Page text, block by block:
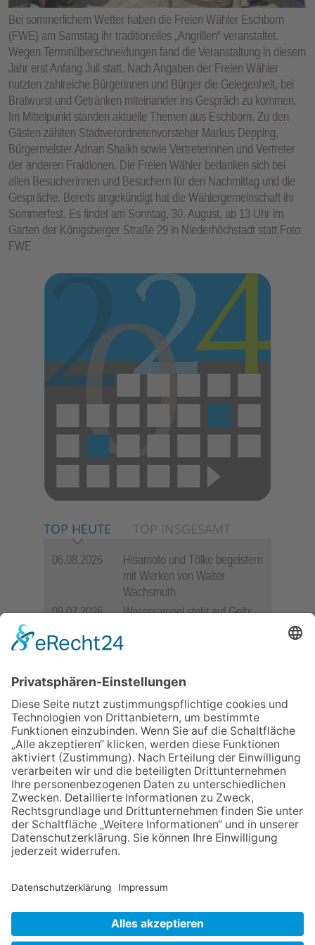
Bei sommerlichem Wetter haben die Freien Wähler Eschborn
(FWE) am Samstag ihr traditionelles „Angrillen“ veranstaltet.
Wegen Terminüberschneidungen fand die Veranstaltung in diesem
Jahr erst Anfang Juli statt. Nach Angaben der Freien Wähler
nutzten zahlreiche Bürgerinnen und Bürger die Gelegenheit, bei
Bratwurst und Getränken miteinander ins Gespräch zu kommen.
Im Mittelpunkt standen aktuelle Themen aus Eschborn. Zu den
Gästen zählten Stadtverordnetenvorsteher Markus Depping,
Bürgermeister Adnan Shaikh sowie Vertreterinnen und Vertreter
der anderen Fraktionen. Die Freien Wähler bedanken sich bei
allen Besucherinnen und Besuchern für den Nachmittag und die
Gespräche. Bereits angekündigt hat die Wählergemeinschaft ihr
Sommerfest. Es findet am Sonntag, 30. August, ab 13 Uhr im
Garten der Königsberger Straße 29 in Niederhöchstadt statt.Foto:
FWE
TOP HEUTE TOP INSGESAMT
06.08.2026
Hisamoto und Tölke begeistern
mit Werken von Walter
Wachsmuth
09.07.2026
Wasserampel steht auf Gelb:
auf
Himmel: Vom Geschenk zum
Karriere
10.05.2026
Hauptamtlicher CDU-Stadtrat
für Friedrichsdorf?
11.05.2026
FREIE WÄHLER Bad
Homburg starten
Bürgerumfrage für Berliner
Siedlung und
Gartenfeldsiedlung
E
N
NACH OBEN